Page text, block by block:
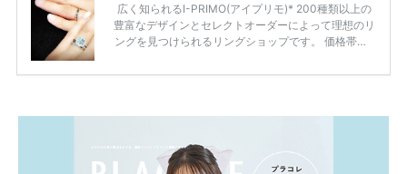
広く知られるI-PRIMO(アイプリモ)* 200種類以上の
豊富なデザインとセレクトオーダーによって理想のリ
ングを見つけられるリングショップです。 価格帯は2
入が可能♩ コスパ的にも20代の若い夫婦に人気のよ
Ns4lf… @ntv_penguin pic […]
続きを読む